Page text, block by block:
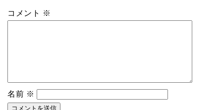
コメント ※
名前 ※